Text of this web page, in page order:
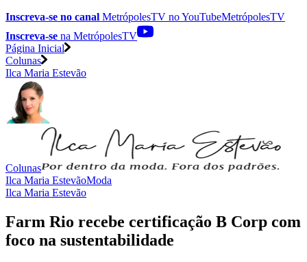
Inscreva-se no canal MetrópolesTV noYouTubeMetrópolesTV
Inscreva-se na MetrópolesTV
Página Inicial
Colunas
Ilca Maria Estevão
Colunas
Ilca Maria EstevãoModa
Ilca Maria Estevão
Farm Rio recebe certificação B Corp com
foco na sustentabilidade